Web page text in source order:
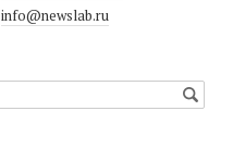
info@newslab.ru